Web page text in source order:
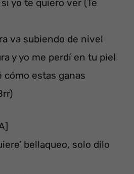
yo te quiero ver (Te
va subiendo de nivel
y yo me perdí en tu piel
cómo estas ganas
bellaqueo, solo dilo